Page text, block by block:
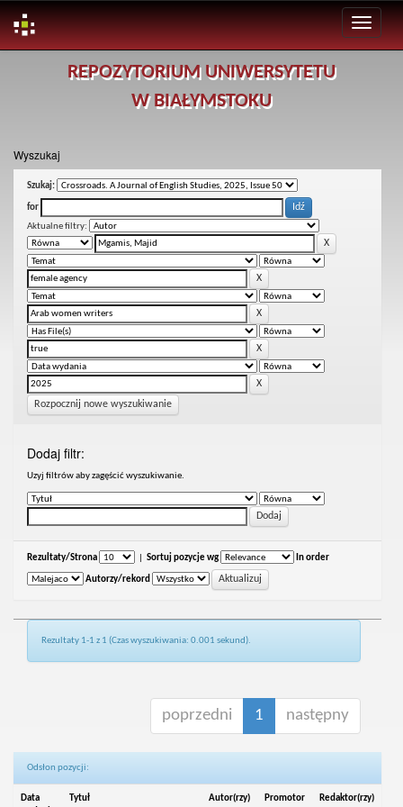
REPOZYTORIUM UNIWERSYTETU
W BIAŁYMSTOKU
Wyszukaj
Szukaj:
for
Aktualne filtry:
Rozpocznij nowe wyszukiwanie
Dodaj filtr:
Uzyj filtrów aby zagęścić wyszukiwanie.
Rezultaty/Strona Sortuj pozycje wg In order
Autorzy/rekord
Rezultaty 1-1 z 1 (Czas wyszukiwania: 0.001 sekund).
poprzedni 1 następny
Odsłon pozycji:
Data Tytuł Autor(rzy) Promotor Redaktor(rzy)